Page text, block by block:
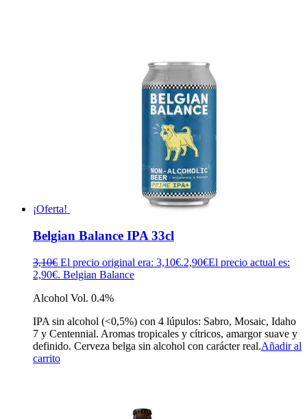
¡Oferta!
Belgian Balance IPA 33cl
3,10€ El precio original era: 3,10€.2,90€El precio actual es:
2,90€. Belgian Balance
Alcohol Vol. 0.4%
IPA sin alcohol (<0,5%) con 4 lúpulos: Sabro, Mosaic, Idaho
7 y Centennial. Aromas tropicales y cítricos, amargor suave y
definido. Cerveza belga sin alcohol con carácter real.Añadir al
carrito